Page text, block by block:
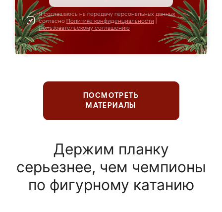
Я соглашаюсь на передачу персональных данных
согласно Политике конфиденциальности
Пользовательскому соглашению
ПОСМОТРЕТЬ
МАТЕРИАЛЫ
Держим планку
серьезнее, чем чемпионы
по фигурному катанию